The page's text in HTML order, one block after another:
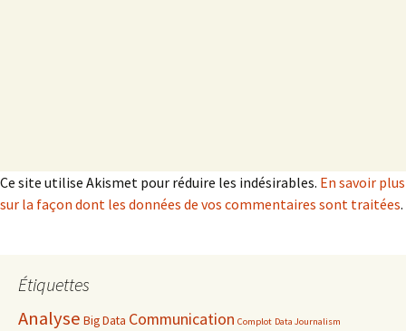
Ce site utilise Akismet pour réduire les indésirables. En savoir plus
sur la façon dont les données de vos commentaires sont traitées.
Étiquettes
Analyse Big Data Communication Complot Data Journalism